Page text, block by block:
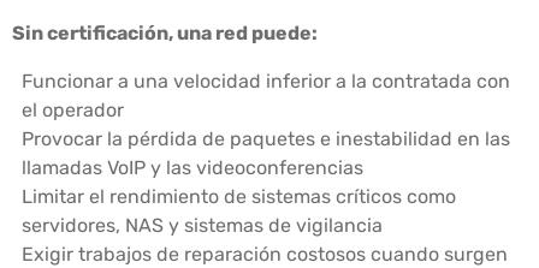
Sin certificación, una red puede:
Funcionar a una velocidad inferior a la contratada con
el operador
Provocar la pérdida de paquetes e inestabilidad en las
llamadas VoIP y las videoconferencias
Limitar el rendimiento de sistemas críticos como
servidores, NAS y sistemas de vigilancia
Exigir trabajos de reparación costosos cuando surgen